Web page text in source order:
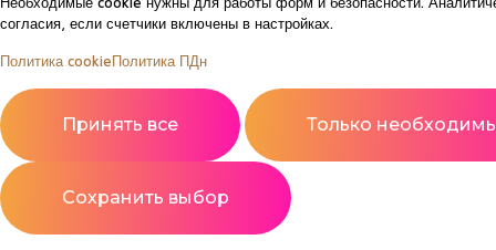
согласия, если счетчики включены в настройках.
Политика cookieПолитика ПДн
Принять все Только
Сохранить выбор